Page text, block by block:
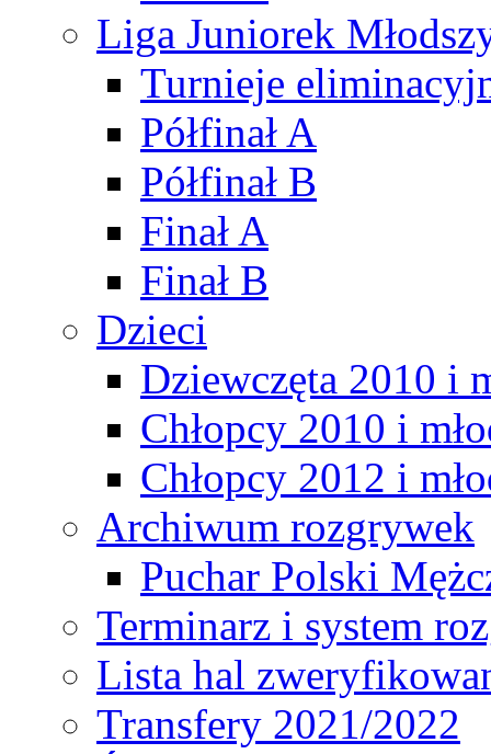
Liga Juniorek
Turnieje
Półfinał A
Półfinał B
Finał A
Finał B
Dzieci
Dziewczęta 2010 i
Chłopcy 2010 i
Chłopcy 2012 i
Archiwum rozgrywek
Puchar Polski
Terminarz i system
Lista hal
Transfery 2021/2022